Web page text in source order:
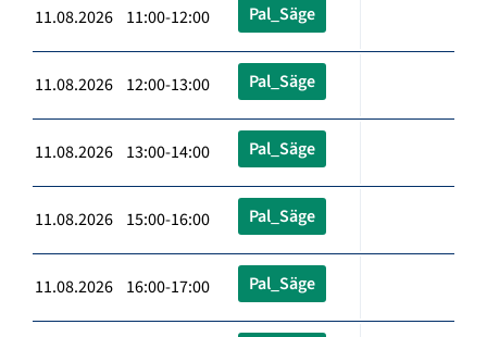
11.08.2026 11:00-12:00 Pal_Säge
11.08.2026 12:00-13:00 Pal_Säge
11.08.2026 13:00-14:00 Pal_Säge
11.08.2026 15:00-16:00 Pal_Säge
11.08.2026 16:00-17:00 Pal_Säge